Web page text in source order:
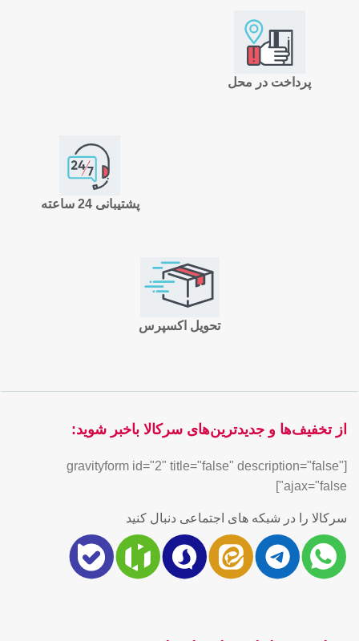
پرداخت در محل
پشتیبانی 24 ساعته
تحویل اکسپرس
از تخفیف‌ها و جدیدترین‌های سرکالا باخبر شوید:
[gravityform id="2" title="false" description="false"
ajax="false"]
سرکالا را در شبکه های اجتماعی دنبال کنید